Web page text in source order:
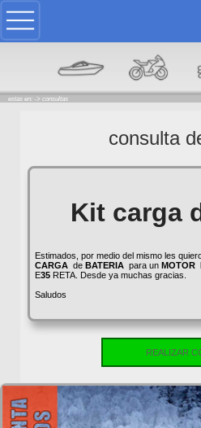
estas en: -> consultas
consulta
Kit carga
Estimados, por medio del mismo les
CARGAde BATERIApara un MOTOR
E35RETA. Desde ya muchas gracias.
Saludos
REALIZAR